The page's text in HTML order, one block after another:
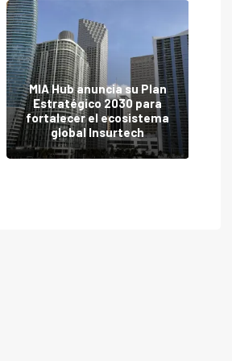
MIA Hub anuncia su Plan
Estratégico 2030 para
fortalecer el ecosistema
global Insurtech